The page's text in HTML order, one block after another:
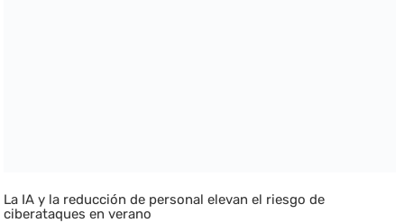
La IA y la reducción de personal elevan el riesgo de
ciberataques en verano